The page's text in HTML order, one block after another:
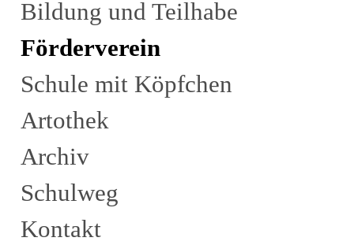
Bildung und Teilhabe
Förderverein
Schule mit Köpfchen
Artothek
Archiv
Schulweg
Kontakt